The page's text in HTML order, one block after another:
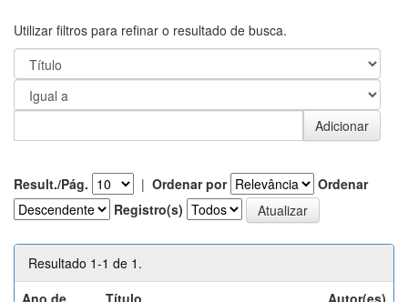
Utilizar filtros para refinar o resultado de busca.
Result./Pág. | Ordenar por
Ordenar
Registro(s)
Resultado 1-1 de 1.
Ano de
Título Autor(es)